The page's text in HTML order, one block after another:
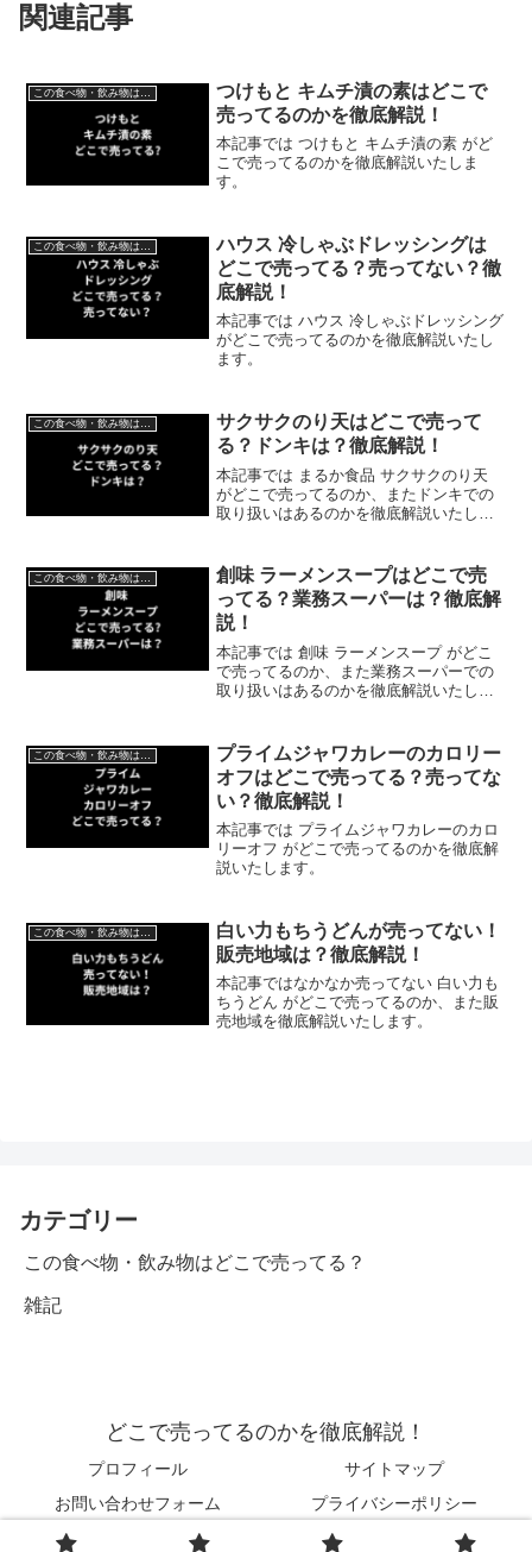
関連記事
つけもと キムチ漬の素はどこで
売ってるのかを徹底解説！
本記事では つけもと キムチ漬の素 がど
こで売ってるのかを徹底解説いたしま
す。
この食べ物・飲み物はどこで売ってる？
ハウス 冷しゃぶドレッシングは
どこで売ってる？売ってない？徹
底解説！
本記事では ハウス 冷しゃぶドレッシング
がどこで売ってるのかを徹底解説いたし
ます。
この食べ物・飲み物はどこで売ってる？
サクサクのり天はどこで売って
る？ドンキは？徹底解説！
本記事では まるか食品 サクサクのり天
がどこで売ってるのか、またドンキでの
取り扱いはあるのかを徹底解説いたしま
創味 ラーメンスープはどこで売
ってる？業務スーパーは？徹底解
説！
本記事では 創味 ラーメンスープ がどこ
で売ってるのか、また業務スーパーでの
取り扱いはあるのかを徹底解説いたしま
プライムジャワカレーのカロリー
オフはどこで売ってる？売ってな
い？徹底解説！
本記事では プライムジャワカレーのカロ
リーオフ がどこで売ってるのかを徹底解
説いたします。
この食べ物・飲み物はどこで売ってる？
白い力もちうどんが売ってない！
販売地域は？徹底解説！
本記事ではなかなか売ってない 白い力も
ちうどん がどこで売ってるのか、また販
売地域を徹底解説いたします。
カテゴリー
この食べ物・飲み物はどこで売ってる？
雑記
どこで売ってるのかを徹底解説！
プロフィール
サイトマップ
お問い合わせフォーム
プライバシーポリシー
© 2022 どこで売ってるのかを徹底解説！.